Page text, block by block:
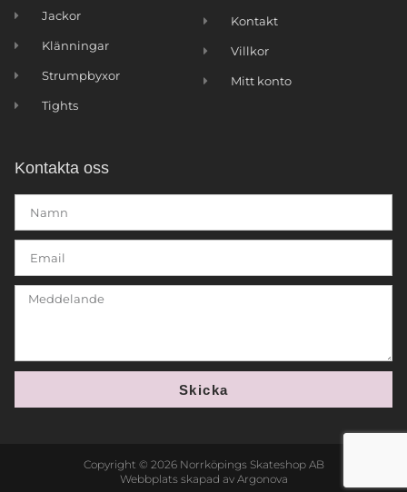
Jackor
Klänningar
Strumpbyxor
Tights
Kontakt
Villkor
Mitt konto
Kontakta oss
Skicka
Copyright © 2026 Norrköpings Skateshop AB
Webbplats skapad av Argonova